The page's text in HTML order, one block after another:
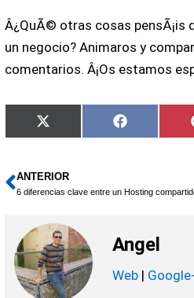
Â¿QuÃ© otras cosas pensÃ¡is
un negocio? Animaros y
comentarios. Â¡Os estamos
Compartir
en
X
(Twitter)
Compartir
en
Facebook
Ant
ANTERIOR
6 diferencias clave entre un Hosting
Angel
Web|